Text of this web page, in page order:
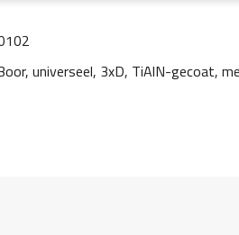
universeel, 3xD, TiAlN-gecoat,